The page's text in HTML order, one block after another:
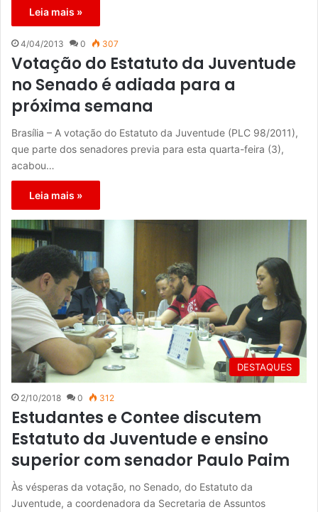
Leia mais »
4/04/2013 0 307
Votação do Estatuto da Juventude
no Senado é adiada para a
próxima semana
Brasília – A votação do Estatuto da Juventude (PLC 98/2011),
que parte dos senadores previa para esta quarta-feira (3),
acabou…
Leia mais »
DESTAQUES
2/10/2018 0 312
Estudantes e Contee discutem
Estatuto da Juventude e ensino
superior com senador Paulo Paim
Às vésperas da votação, no Senado, do Estatuto da
Juventude, a coordenadora da Secretaria de Assuntos